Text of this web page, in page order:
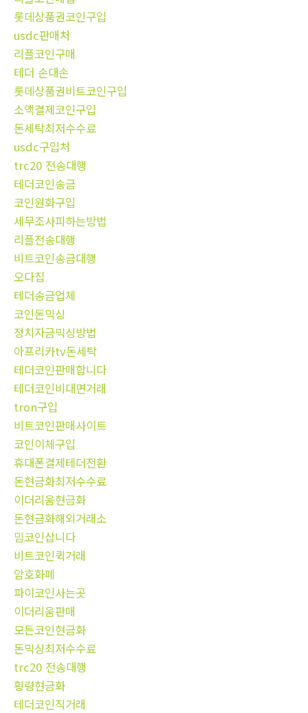
롯데상품권코인구입
usdc판매처
리플코인구매
테더 손대손
롯데상품권비트코인구입
소액결제코인구입
돈세탁최저수수료
usdc구입처
trc20 전송대행
테더코인송금
코인원화구입
세무조사피하는방법
리플전송대행
비트코인송금대행
오다집
테더송금업체
코인돈믹싱
정치자금믹싱방법
아프리카tv돈세탁
테더코인판매합니다
테더코인비대면거래
tron구입
비트코인판매사이트
코인이체구입
휴대폰결제테더전환
돈현금화최저수수료
이더리움현금화
돈현금화해외거래소
밈코인삽니다
비트코인퀵거래
암호화폐
파이코인사는곳
이더리움판매
모든코인현금화
돈믹싱최저수수료
trc20 전송대행
횡령현금화
테더코인직거래